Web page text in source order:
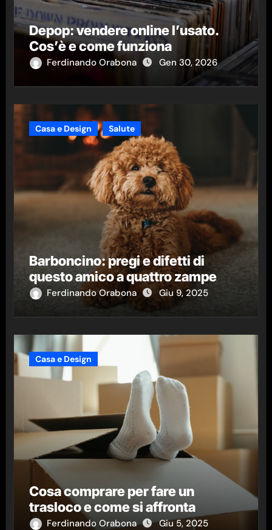
Depop: vendere online l’usato.
Cos’è e come funziona
Ferdinando Orabona Gen 30, 2026
Casa e Design Salute
Barboncino: pregi e difetti di
questo amico a quattro zampe
Ferdinando Orabona Giu 9, 2025
Casa e Design
Cosa comprare per fare un
trasloco e come si affronta
Ferdinando Orabona Giu 5, 2025